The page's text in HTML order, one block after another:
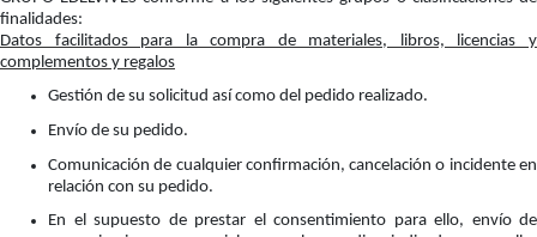
finalidades:
Datos facilitados para la compra de materiales, libros, licencias y
complementos y regalos
Gestión de su solicitud así como del pedido realizado.
Envío de su pedido.
Comunicación de cualquier confirmación, cancelación o incidente en
relación con su pedido.
En el supuesto de prestar el consentimiento para ello, envío de